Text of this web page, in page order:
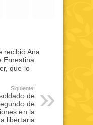
recibió Ana
Ernestina
que lo
Siguiente:
de
de
en la
libertaria